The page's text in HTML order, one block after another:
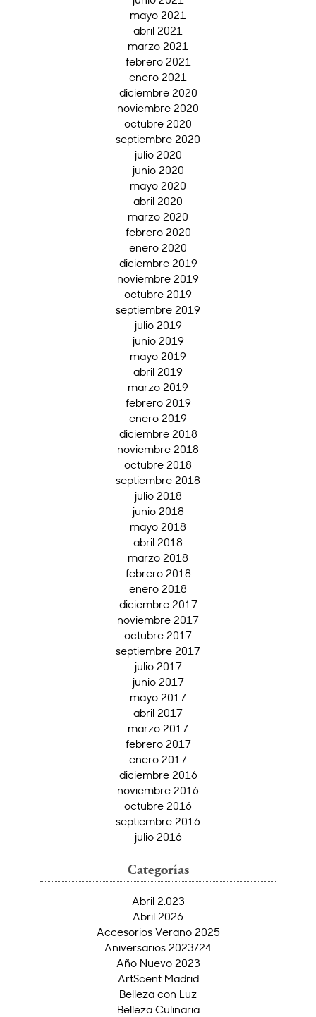
mayo 2021
abril 2021
marzo 2021
febrero 2021
enero 2021
diciembre 2020
noviembre 2020
octubre 2020
septiembre 2020
julio 2020
junio 2020
mayo 2020
abril 2020
marzo 2020
febrero 2020
enero 2020
diciembre 2019
noviembre 2019
octubre 2019
septiembre 2019
julio 2019
junio 2019
mayo 2019
abril 2019
marzo 2019
febrero 2019
enero 2019
diciembre 2018
noviembre 2018
octubre 2018
septiembre 2018
julio 2018
junio 2018
mayo 2018
abril 2018
marzo 2018
febrero 2018
enero 2018
diciembre 2017
noviembre 2017
octubre 2017
septiembre 2017
julio 2017
junio 2017
mayo 2017
abril 2017
marzo 2017
febrero 2017
enero 2017
diciembre 2016
noviembre 2016
octubre 2016
septiembre 2016
julio 2016
Categorías
Abril 2.023
Abril 2026
Accesorios Verano 2025
Aniversarios 2023/24
Año Nuevo 2023
ArtScent Madrid
Belleza con Luz
Belleza Culinaria